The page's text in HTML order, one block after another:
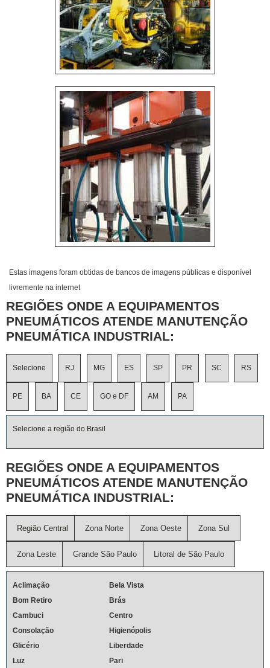
Estas imagens foram obtidas de bancos de imagens públicas e disponível
livremente na internet
REGIÕES ONDE A EQUIPAMENTOS
PNEUMÁTICOS ATENDE MANUTENÇÃO
PNEUMÁTICA INDUSTRIAL:
Selecione RJ MG ES SP PR SC RS
PE BA CE GO e DF AM PA
Selecione a região do Brasil
REGIÕES ONDE A EQUIPAMENTOS
PNEUMÁTICOS ATENDE MANUTENÇÃO
PNEUMÁTICA INDUSTRIAL:
Região Central Zona Norte Zona Oeste Zona Sul
Zona Leste Grande São Paulo Litoral de São Paulo
Aclimação
Bela Vista
Bom Retiro
Brás
Cambuci
Centro
Consolação
Higienópolis
Glicério
Liberdade
Luz
Pari